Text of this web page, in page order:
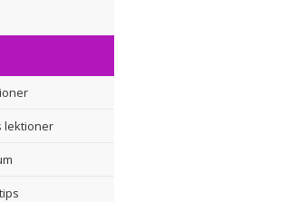
lektioner